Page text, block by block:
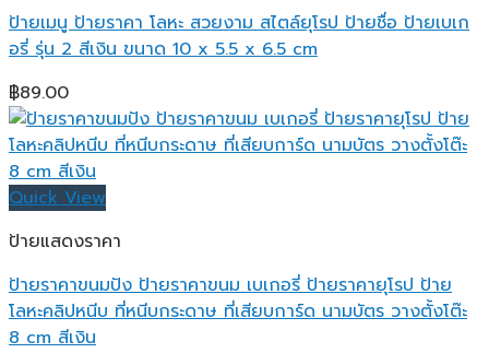
ป้ายเมนู ป้ายราคา โลหะ สวยงาม สไตล์ยุโรป ป้ายชื่อ ป้ายเบเก
อรี่ รุ่น 2 สีเงิน ขนาด 10 x 5.5 x 6.5 cm
฿89.00
Quick View
ป้ายแสดงราคา
ป้ายราคาขนมปัง ป้ายราคาขนม เบเกอรี่ ป้ายราคายุโรป ป้าย
โลหะคลิปหนีบ ที่หนีบกระดาษ ที่เสียบการ์ด นามบัตร วางตั้งโต๊ะ
8 cm สีเงิน